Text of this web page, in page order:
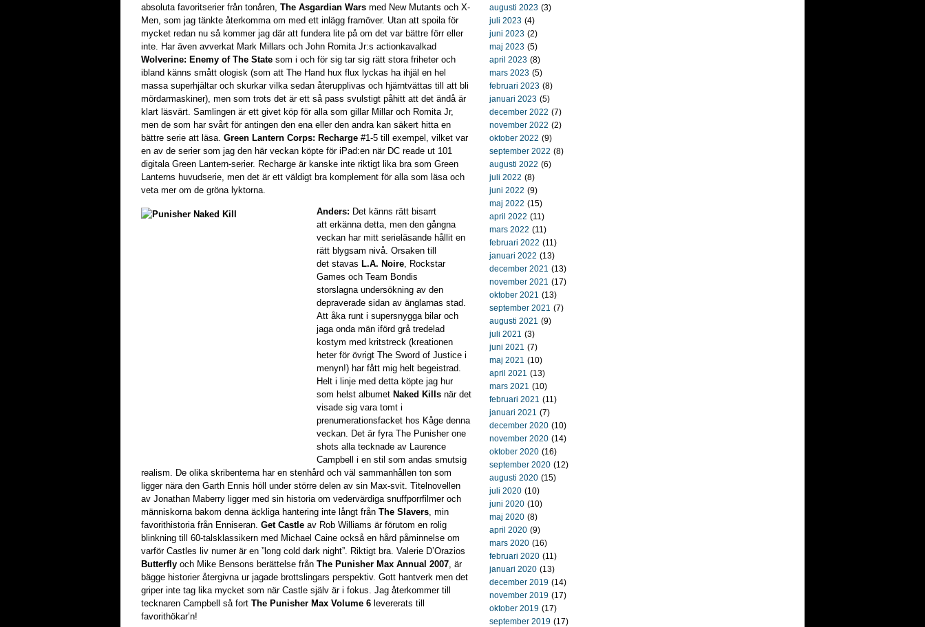
absoluta favoritserier från tonåren, The Asgardian Wars med New Mutants och X-
Men, som jag tänkte återkomma om med ett inlägg framöver. Utan att spoila för
mycket redan nu så kommer jag där att fundera lite på om det var bättre förr eller
inte. Har även avverkat Mark Millars och John Romita Jr:s actionkavalkad
Wolverine: Enemy of The State som i och för sig tar sig rätt stora friheter och
ibland känns smått ologisk (som att The Hand hux flux lyckas ha ihjäl en hel
massa superhjältar och skurkar vilka sedan återupplivas och hjärntvättas till att bli
mördarmaskiner), men som trots det är ett så pass svulstigt påhitt att det ändå är
klart läsvärt. Samlingen är ett givet köp för alla som gillar Millar och Romita Jr,
men de som har svårt för antingen den ena eller den andra kan säkert hitta en
bättre serie att läsa. Green Lantern Corps: Recharge #1-5 till exempel, vilket var
en av de serier som jag den här veckan köpte för iPad:en när DC reade ut 101
digitala Green Lantern-serier. Recharge är kanske inte riktigt lika bra som Green
Lanterns huvudserie, men det är ett väldigt bra komplement för alla som läsa och
veta mer om de gröna lyktorna.
Anders: Det känns rätt bisarrt
att erkänna detta, men den gångna
veckan har mitt serieläsande hållit en
rätt blygsam nivå. Orsaken till
det stavas L.A. Noire, Rockstar
Games och Team Bondis
storslagna undersökning av den
depraverade sidan av änglarnas stad.
Att åka runt i supersnygga bilar och
jaga onda män iförd grå tredelad
kostym med kritstreck (kreationen
heter för övrigt The Sword of Justice i
menyn!) har fått mig helt begeistrad.
Helt i linje med detta köpte jag hur
som helst albumet Naked Kills när det
visade sig vara tomt i
prenumerationsfacket hos Kåge denna
veckan. Det är fyra The Punisher one
shots alla tecknade av Laurence
Campbell i en stil som andas smutsig
realism. De olika skribenterna har en stenhård och väl sammanhållen ton som
ligger nära den Garth Ennis höll under större delen av sin Max-svit. Titelnovellen
av Jonathan Maberry ligger med sin historia om vedervärdiga snuffporrfilmer och
människorna bakom denna äckliga hantering inte långt från The Slavers, min
favorithistoria från Enniseran. Get Castle av Rob Williams är förutom en rolig
blinkning till 60-talsklassikern med Michael Caine också en hård påminnelse om
varför Castles liv numer är en ”long cold dark night”. Riktigt bra. Valerie D’Orazios
Butterfly och Mike Bensons berättelse från The Punisher Max Annual 2007, är
bägge historier återgivna ur jagade brottslingars perspektiv. Gott hantverk men det
griper inte tag lika mycket som när Castle själv är i fokus. Jag återkommer till
tecknaren Campbell så fort The Punisher Max Volume 6 levererats till
favorithökar’n!
augusti 2023 (3)
juli 2023 (4)
juni 2023 (2)
maj 2023 (5)
april 2023 (8)
mars 2023 (5)
februari 2023 (8)
januari 2023 (5)
december 2022 (7)
november 2022 (2)
oktober 2022 (9)
september 2022 (8)
augusti 2022 (6)
juli 2022 (8)
juni 2022 (9)
maj 2022 (15)
april 2022 (11)
mars 2022 (11)
februari 2022 (11)
januari 2022 (13)
december 2021 (13)
november 2021 (17)
oktober 2021 (13)
september 2021 (7)
augusti 2021 (9)
juli 2021 (3)
juni 2021 (7)
maj 2021 (10)
april 2021 (13)
mars 2021 (10)
februari 2021 (11)
januari 2021 (7)
december 2020 (10)
november 2020 (14)
oktober 2020 (16)
september 2020 (12)
augusti 2020 (15)
juli 2020 (10)
juni 2020 (10)
maj 2020 (8)
april 2020 (9)
mars 2020 (16)
februari 2020 (11)
januari 2020 (13)
december 2019 (14)
november 2019 (17)
oktober 2019 (17)
september 2019 (17)